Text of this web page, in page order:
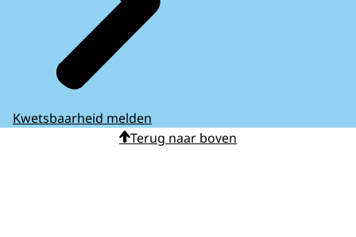
Kwetsbaarheid melden
Terug naar boven